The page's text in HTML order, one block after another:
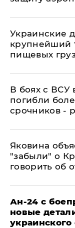
Украинские
крупнейший
пищевых
В боях с ВСУ
погибли
срочников -
Яковина
"забыли" о
говорить об
Ан-24 с
новые